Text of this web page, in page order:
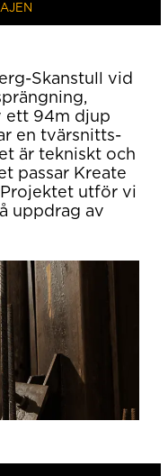
Skanstull vid
ett 94m djup
en tvärsnitts-
är tekniskt och
passar Kreate
utför vi
uppdrag av